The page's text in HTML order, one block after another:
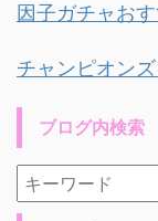
因子ガチャお
チャンピオン
ブログ内検索